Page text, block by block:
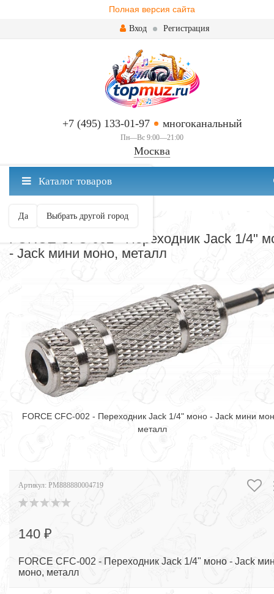
Полная версия сайта
Вход Регистрация
+7 (495) 133-01-97 многоканальный
Пн—Вс 9:00—21:00
Москва
Москва ваш город?
Да Выбрать другой город
Каталог товаров
РАЗЪЕМЫ И ПЕРЕХОДНИКИ
FORCE CFC-002 - Переходник Jack 1/4"
- Jack мини моно, металл
FORCE CFC-002 - Переходник Jack 1/4" моно - Jack мини
металл
Артикул: PM888880004719
140 ₽
FORCE CFC-002 - Переходник Jack 1/4" моно - Jack
моно, металл